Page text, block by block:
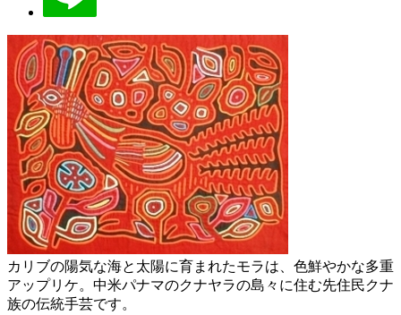
カリブの陽気な海と太陽に育まれたモラは、色鮮やかな多重
アップリケ。中米パナマのクナヤラの島々に住む先住民クナ
族の伝統手芸です。